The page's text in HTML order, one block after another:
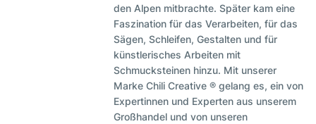
den Alpen mitbrachte. Später kam eine
Faszination für das Verarbeiten, für das
Sägen, Schleifen, Gestalten und für
künstlerisches Arbeiten mit
Schmucksteinen hinzu. Mit unserer
Marke Chili Creative ® gelang es, ein von
Expertinnen und Experten aus unserem
Großhandel und von unseren